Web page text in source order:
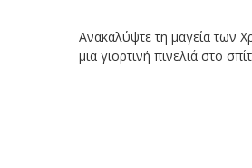
Ανακαλύψτε τη μαγεία των
μια γιορτινή πινελιά στο